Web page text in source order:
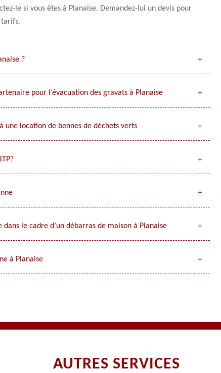
le si vous êtes à Planaise. Demandez-lui un devis pour
tarifs.
?
pour l’évacuation des gravats à Planaise
une location de bennes de déchets verts
le cadre d’un débarras de maison à Planaise
à Planaise
AUTRES SERVICES